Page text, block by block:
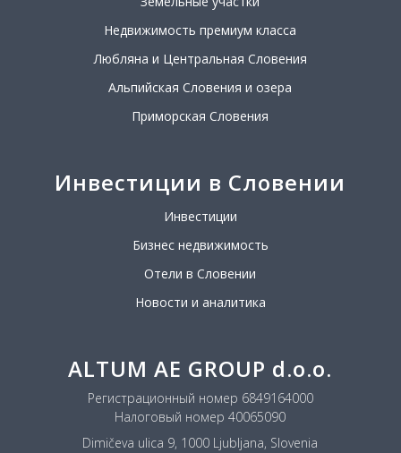
Недвижимость премиум класса
Любляна и Центральная Словения
Альпийская Словения и озера
Приморская Словения
Инвестиции в Словении
Инвестиции
Бизнес недвижимость
Отели в Словении
Новости и аналитика
ALTUM AE GROUP d.o.o.
Регистрационный номер 6849164000
Налоговый номер 40065090
Dimičeva ulica 9, 1000 Ljubljana, Slovenia